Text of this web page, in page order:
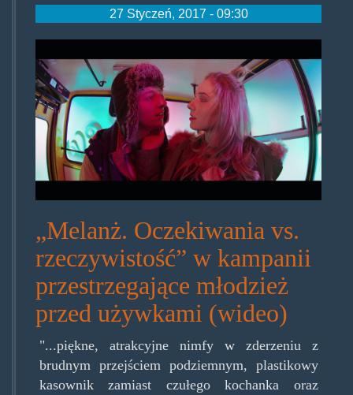
27 Styczeń, 2017 - 09:30
„Melanż. Oczekiwania vs.
rzeczywistość” w kampanii
przestrzegające młodzież
przed używkami (wideo)
"...piękne, atrakcyjne nimfy w zderzeniu z
brudnym przejściem podziemnym, plastikowy
kasownik zamiast czułego kochanka oraz